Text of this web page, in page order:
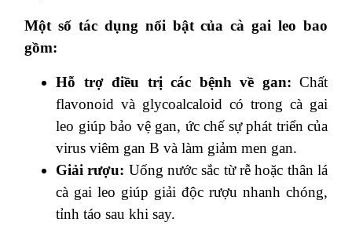
Một số tác dụng nổi bật của cà gai leo bao
gồm:
Hỗ trợ điều trị các bệnh về gan: Chất
flavonoid và glycoalcaloid có trong cà gai
leo giúp bảo vệ gan, ức chế sự phát triển của
virus viêm gan B và làm giảm men gan.
Giải rượu: Uống nước sắc từ rễ hoặc thân lá
cà gai leo giúp giải độc rượu nhanh chóng,
tỉnh táo sau khi say.